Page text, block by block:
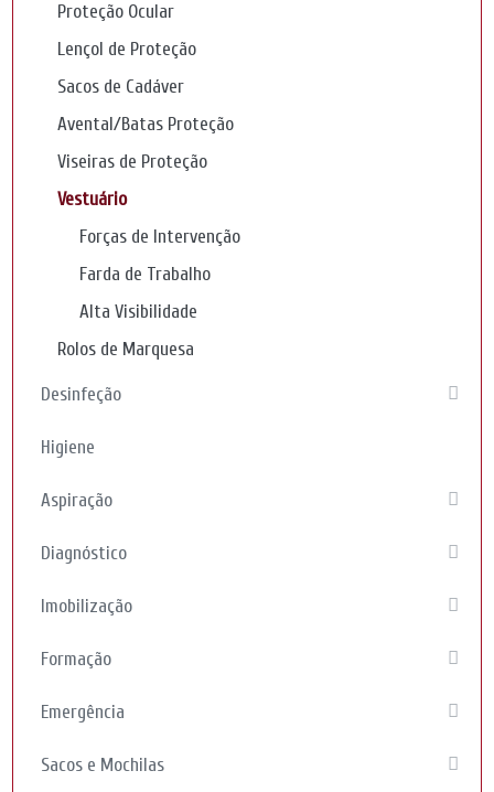
Proteção Ocular
Lençol de Proteção
Sacos de Cadáver
Avental/Batas Proteção
Viseiras de Proteção
Vestuário
Forças de Intervenção
Farda de Trabalho
Alta Visibilidade
Rolos de Marquesa
Desinfeção
Higiene
Aspiração
Diagnóstico
Imobilização
Formação
Emergência
Sacos e Mochilas